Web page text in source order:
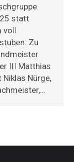
statt.
voll
Zu
III Matthias
Nürge,